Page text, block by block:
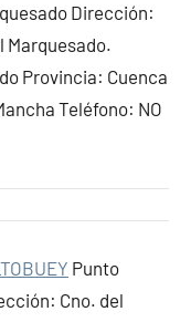
Dirección:
Marquesado.
Provincia: Cuenca
Teléfono: NO
Punto
Cno. del